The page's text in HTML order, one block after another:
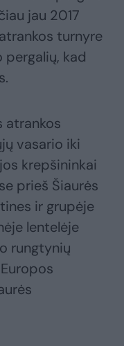
jau 2017
turnyre
pergalių, kad
atrankos
vasario iki
krepšininkai
prieš Šiaurės
ir grupėje
lentelėje
rungtynių